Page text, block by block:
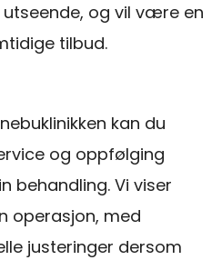
og vil være en
tilbud.
kan du
og oppfølging
behandling. Vi viser
operasjon, med
justeringer dersom